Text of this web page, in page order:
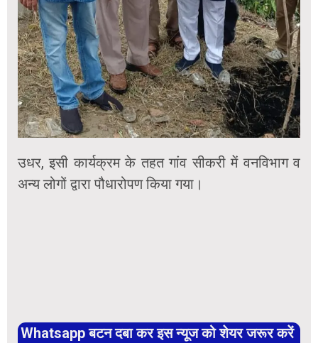
उधर, इसी कार्यक्रम के तहत गांव सीकरी में वनविभाग व
अन्य लोगों द्वारा पौधारोपण किया गया।
Whatsapp बटन दबा कर इस न्यूज को शेयर जरूर करें